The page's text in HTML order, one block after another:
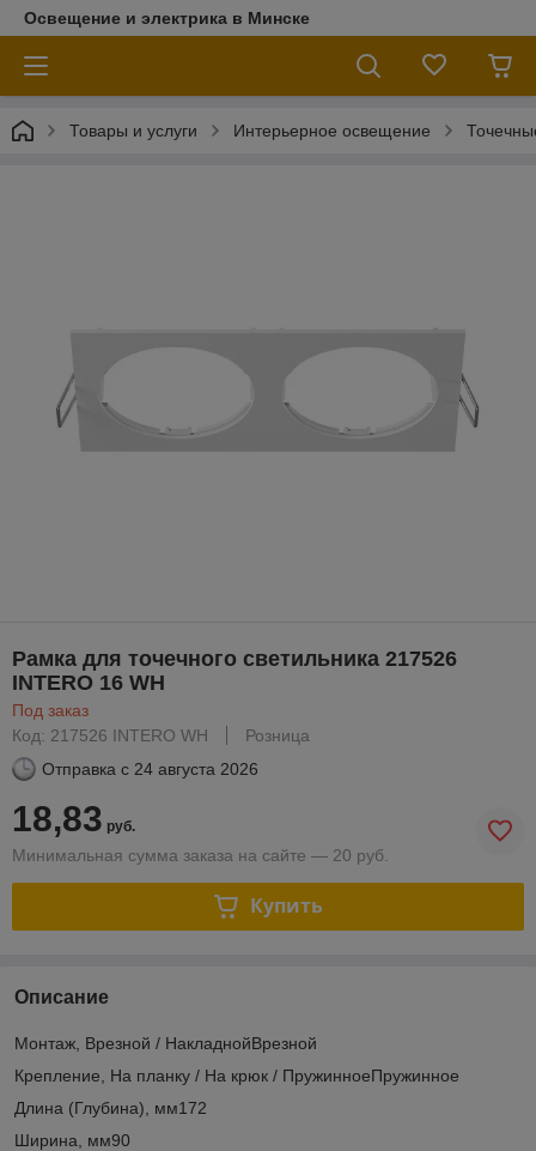
Освещение и электрика в Минске
Товары и услуги Интерьерное освещение
Рамка для точечного светильника 217526
INTERO 16 WH
Под заказ
Код: 217526 INTERO WH
Розница
Отправка с 24 августа 2026
18,83 руб.
Минимальная сумма заказа на сайте — 20 руб.
Купить
Описание
Монтаж, Врезной / НакладнойВрезной
Крепление, На планку / На крюк / ПружинноеПружинное
Длина (Глубина), мм172
Ширина, мм90